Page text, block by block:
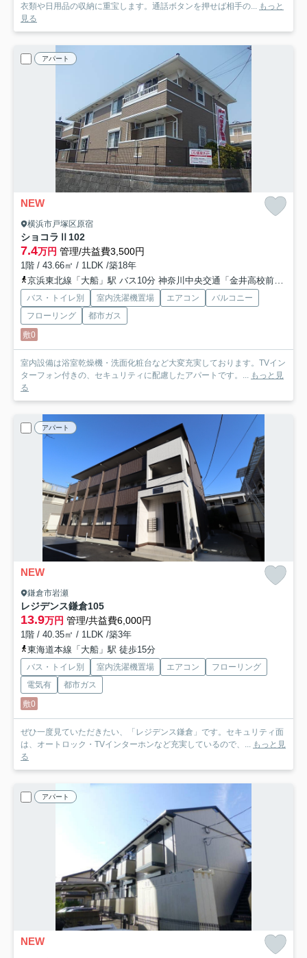
衣類や日用品の収納に重宝します。通話ボタンを押せば相手の...
もっと
見る
アパート
NEW
横浜市戸塚区原宿
ショコラⅡ 102
7.4万円 管理/共益費3,500円
1階 / 43.66㎡ / 1LDK /築18年
京浜東北線「大船」駅 バス10分 神奈川中央交通「金井高校前」 停歩11分
バス・トイレ別 室内洗濯機置場 エアコン
バルコニー
フローリング
都市ガス
敷0
室内設備は浴室乾燥機・洗面化粧台など大変充実しております。TVイン
ターフォン付きの、セキュリティに配慮したアパートです。...
もっと見
る
アパート
NEW
鎌倉市岩瀬
レジデンス鎌倉105
13.9万円 管理/共益費6,000円
1階 / 40.35㎡ / 1LDK /築3年
東海道本線「大船」駅 徒歩15分
バス・トイレ別 室内洗濯機置場 エアコン
フローリング
電気有
都市ガス
敷0
ぜひ一度見ていただきたい、「レジデンス鎌倉」です。セキュリティ面
は、オートロック・TVインターホンなど充実しているので、...
もっと見
る
アパート
NEW